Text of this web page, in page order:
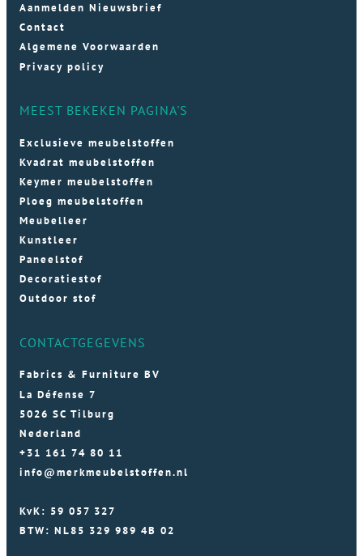
Aanmelden Nieuwsbrief
Contact
Algemene Voorwaarden
Privacy policy
MEEST BEKEKEN PAGINA'S
Exclusieve meubelstoffen
Kvadrat meubelstoffen
Keymer meubelstoffen
Ploeg meubelstoffen
Meubelleer
Kunstleer
Paneelstof
Decoratiestof
Outdoor stof
CONTACTGEGEVENS
Fabrics & Furniture BV
La Défense 7
5026 SC Tilburg
Nederland
+31 161 74 80 11
info@merkmeubelstoffen.nl
KvK: 59 057 327
BTW: NL85 329 989 4B 02